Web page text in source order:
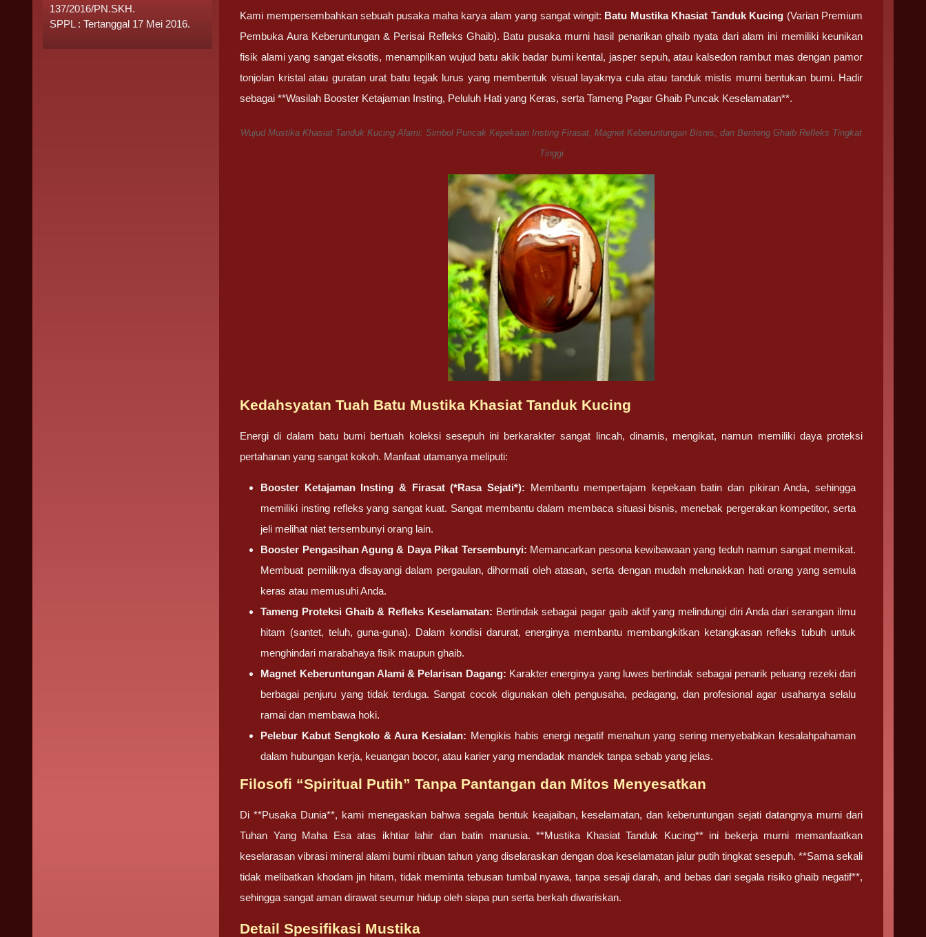
Kami mempersembahkan sebuah pusaka maha karya alam yang sangat wingit: Batu Mustika Khasiat Tanduk Kucing (Varian Premium
Pembuka Aura Keberuntungan & Perisai Refleks Ghaib). Batu pusaka murni hasil penarikan ghaib nyata dari alam ini memiliki keunikan
fisik alami yang sangat eksotis, menampilkan wujud batu akik badar bumi kental, jasper sepuh, atau kalsedon rambut mas dengan pamor
tonjolan kristal atau guratan urat batu tegak lurus yang membentuk visual layaknya cula atau tanduk mistis murni bentukan bumi. Hadir
sebagai **Wasilah Booster Ketajaman Insting, Peluluh Hati yang Keras, serta Tameng Pagar Ghaib Puncak Keselamatan**.
Wujud Mustika Khasiat Tanduk Kucing Alami: Simbol Puncak Kepekaan Insting Firasat, Magnet Keberuntungan Bisnis, dan Benteng Ghaib Refleks Tingkat
Tinggi
Kedahsyatan Tuah Batu Mustika Khasiat Tanduk Kucing
Energi di dalam batu bumi bertuah koleksi sesepuh ini berkarakter sangat lincah, dinamis, mengikat, namun memiliki daya proteksi
pertahanan yang sangat kokoh. Manfaat utamanya meliputi:
Booster Ketajaman Insting & Firasat (*Rasa Sejati*): Membantu mempertajam kepekaan batin dan pikiran Anda, sehingga
memiliki insting refleks yang sangat kuat. Sangat membantu dalam membaca situasi bisnis, menebak pergerakan kompetitor, serta
jeli melihat niat tersembunyi orang lain.
Booster Pengasihan Agung & Daya Pikat Tersembunyi: Memancarkan pesona kewibawaan yang teduh namun sangat memikat.
Membuat pemiliknya disayangi dalam pergaulan, dihormati oleh atasan, serta dengan mudah melunakkan hati orang yang semula
keras atau memusuhi Anda.
Tameng Proteksi Ghaib & Refleks Keselamatan: Bertindak sebagai pagar gaib aktif yang melindungi diri Anda dari serangan ilmu
hitam (santet, teluh, guna-guna). Dalam kondisi darurat, energinya membantu membangkitkan ketangkasan refleks tubuh untuk
menghindari marabahaya fisik maupun ghaib.
Magnet Keberuntungan Alami & Pelarisan Dagang: Karakter energinya yang luwes bertindak sebagai penarik peluang rezeki dari
berbagai penjuru yang tidak terduga. Sangat cocok digunakan oleh pengusaha, pedagang, dan profesional agar usahanya selalu
ramai dan membawa hoki.
Pelebur Kabut Sengkolo & Aura Kesialan: Mengikis habis energi negatif menahun yang sering menyebabkan kesalahpahaman
dalam hubungan kerja, keuangan bocor, atau karier yang mendadak mandek tanpa sebab yang jelas.
Filosofi “Spiritual Putih” Tanpa Pantangan dan Mitos Menyesatkan
Di **Pusaka Dunia**, kami menegaskan bahwa segala bentuk keajaiban, keselamatan, dan keberuntungan sejati datangnya murni dari
Tuhan Yang Maha Esa atas ikhtiar lahir dan batin manusia. **Mustika Khasiat Tanduk Kucing** ini bekerja murni memanfaatkan
keselarasan vibrasi mineral alami bumi ribuan tahun yang diselaraskan dengan doa keselamatan jalur putih tingkat sesepuh. **Sama sekali
tidak melibatkan khodam jin hitam, tidak meminta tebusan tumbal nyawa, tanpa sesaji darah, and bebas dari segala risiko ghaib negatif**,
sehingga sangat aman dirawat seumur hidup oleh siapa pun serta berkah diwariskan.
Detail Spesifikasi Mustika
137/2016/PN.SKH.
SPPL : Tertanggal 17 Mei 2016.